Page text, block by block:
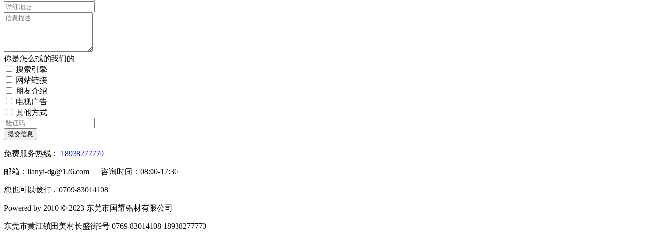
你是怎么找的我们的
搜索引擎
网站链接
朋友介绍
电视广告
其他方式
提交信息
免费服务热线： 18938277770
邮箱：lianyi-dg@126.com 咨询时间：08:00-17:30
您也可以拨打：0769-83014108
Powered by 2010 © 2023 东莞市国耀铝材有限公司
东莞市黄江镇田美村长盛街9号 0769-83014108 18938277770